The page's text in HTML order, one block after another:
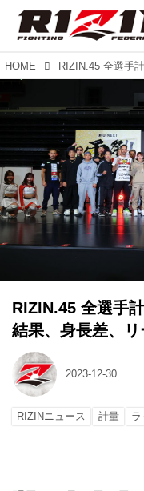
HOME
RIZIN.45 全選手
結果、身長差、
2023-12-30
RIZINニュース 計量